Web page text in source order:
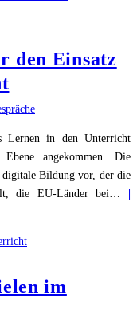
den Einsatz
Lernen in den Unterricht
angekommen. Die
Bildung vor, der die
die EU-Länder bei
im